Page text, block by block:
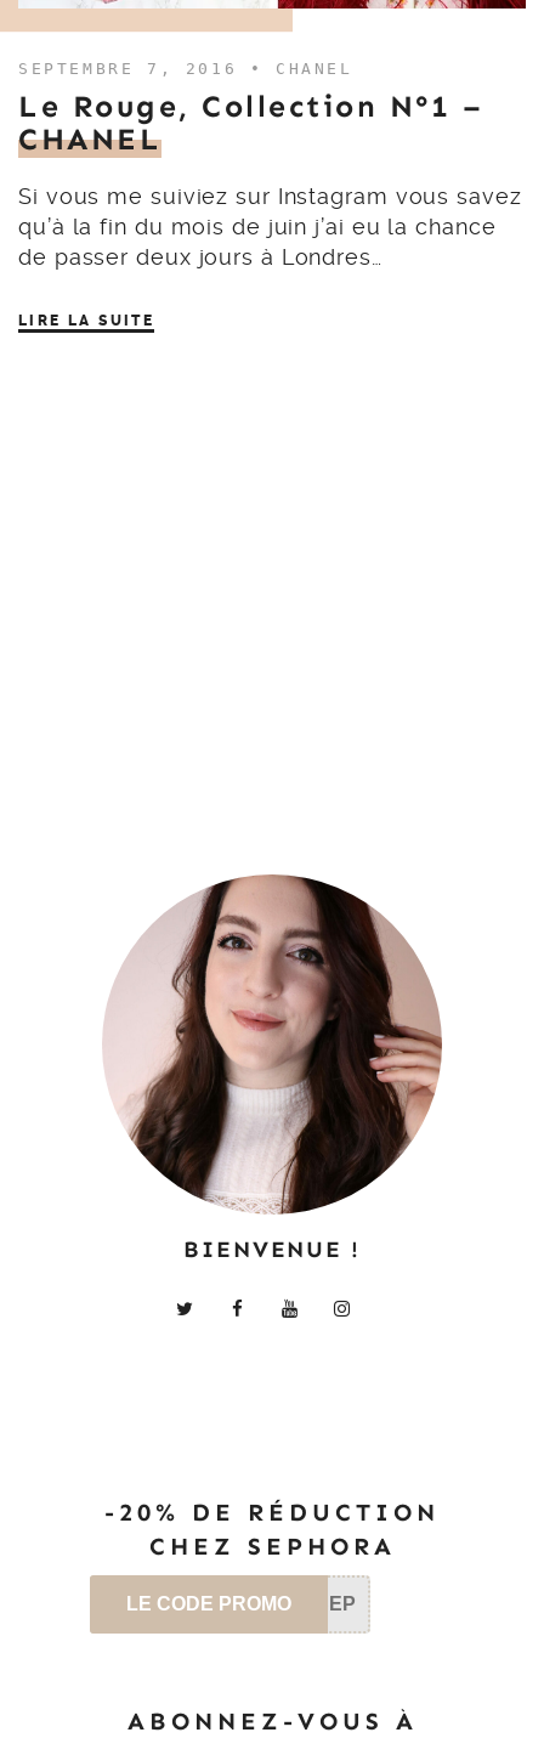
SEPTEMBRE 7, 2016 • CHANEL
Le Rouge, Collection N°1 –
CHANEL
Si vous me suiviez sur Instagram vous savez
qu’à la fin du mois de juin j’ai eu la chance
de passer deux jours à Londres…
LIRE LA SUITE
BIENVENUE !
-20% DE RÉDUCTION
CHEZ SEPHORA
LE CODE PROMO SEP
ABONNEZ-VOUS À